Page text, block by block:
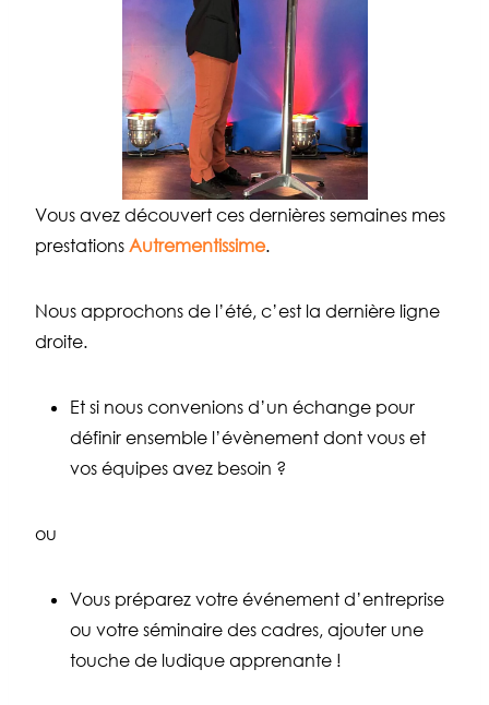
Vous avez découvert ces dernières semaines mes
prestations Autrementissime.
Nous approchons de l’été, c’est la dernière ligne
droite.
Et si nous convenions d’un échange pour
définir ensemble l’évènement dont vous et
vos équipes avez besoin ?
ou
Vous préparez votre événement d’entreprise
ou votre séminaire des cadres, ajouter une
touche de ludique apprenante !